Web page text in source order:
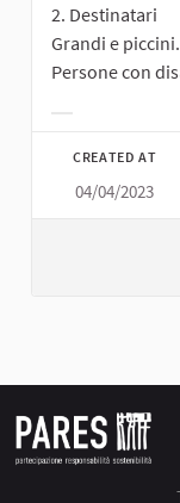
2. Destinatari
Grandi e piccini.
Persone con
CREATED AT
04/04/2023